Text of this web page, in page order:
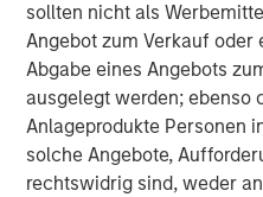
sollten nicht als
Angebot zum Verkauf oder
Abgabe eines Angebots
ausgelegt werden; ebenso
Anlageprodukte Personen
solche Angebote,
rechtswidrig sind, weder
Benjamin
Managing
Rui de
Managing